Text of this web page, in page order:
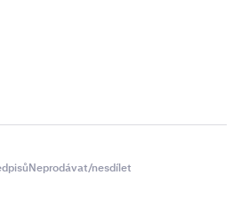
Neprodávat/nesdílet